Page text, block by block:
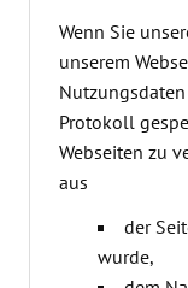
Wenn Sie
unserem
Protokoll
Webseiten zu
aus
der
wurde,